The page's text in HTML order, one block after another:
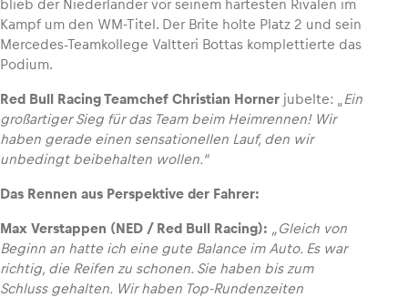
blieb der Niederländer vor seinem härtesten Rivalen im
Kampf um den WM-Titel. Der Brite holte Platz 2 und sein
Mercedes-Teamkollege Valtteri Bottas komplettierte das
Podium.
Red Bull Racing Teamchef Christian Horner jubelte: „
Ein
großartiger Sieg für das Team beim Heimrennen! Wir
haben gerade einen sensationellen Lauf, den wir
unbedingt beibehalten wollen.“
Das Rennen aus Perspektive der Fahrer:
Max Verstappen (NED / Red Bull Racing): „Gleich von
Beginn an hatte ich eine gute Balance im Auto. Es war
richtig, die Reifen zu schonen. Sie haben bis zum
Schluss gehalten. Wir haben Top-Rundenzeiten